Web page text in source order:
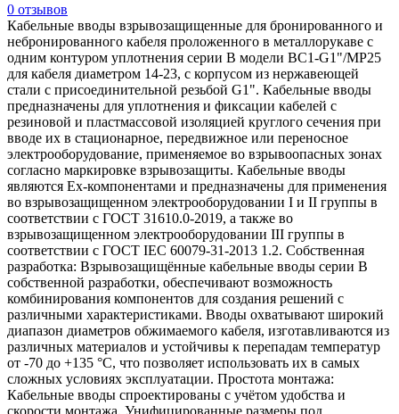
0 отзывов
Кабельные вводы взрывозащищенные для бронированного и
небронированного кабеля проложенного в металлорукаве с
одним контуром уплотнения серии В модели ВС1-G1"/МР25
для кабеля диаметром 14-23, с корпусом из нержавеющей
стали с присоединительной резьбой G1". Кабельные вводы
предназначены для уплотнения и фиксации кабелей с
резиновой и пластмассовой изоляцией круглого сечения при
вводе их в стационарное, передвижное или переносное
электрооборудование, применяемое во взрывоопасных зонах
согласно маркировке взрывозащиты. Кабельные вводы
являются Ех-компонентами и предназначены для применения
во взрывозащищенном электрооборудовании I и II группы в
соответствии с ГОСТ 31610.0-2019, а также во
взрывозащищенном электрооборудовании III группы в
соответствии с ГОСТ IEC 60079-31-2013 1.2. Собственная
разработка: Взрывозащищённые кабельные вводы серии В
собственной разработки, обеспечивают возможность
комбинирования компонентов для создания решений с
различными характеристиками. Вводы охватывают широкий
диапазон диаметров обжимаемого кабеля, изготавливаются из
различных материалов и устойчивы к перепадам температур
от -70 до +135 °C, что позволяет использовать их в самых
сложных условиях эксплуатации. Простота монтажа:
Кабельные вводы спроектированы с учётом удобства и
скорости монтажа. Унифицированные размеры под